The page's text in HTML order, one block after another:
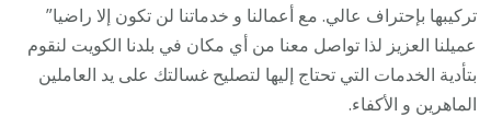
تركيبها بإحتراف عالي. مع أعمالنا و خدماتنا لن تكون إلا راضيا”
عميلنا العزيز لذا تواصل معنا من أي مكان في بلدنا الكويت لنقوم
بتأدية الخدمات التي تحتاج إليها لتصليح غسالتك على يد العاملين
الماهرين و الأكفاء.